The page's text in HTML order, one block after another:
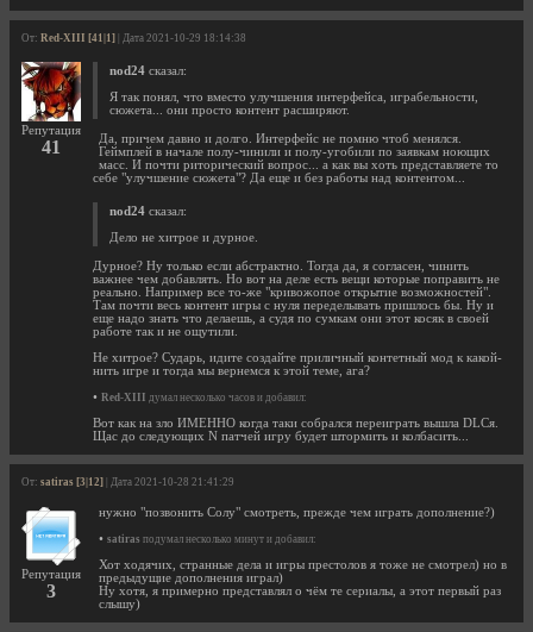
От: Red-XIII [41|1] | Дата 2021-10-29 18:14:38
Репутация
41
nod24 сказал:
Я так понял, что вместо улучшения интерфейса, играбельности,
сюжета... они просто контент расширяют.
Да, причем давно и долго. Интерфейс не помню чтоб менялся.
Геймплей в начале полу-чинили и полу-угобили по заявкам ноющих
масс. И почти риторический вопрос... а как вы хоть представляете то
себе "улучшение сюжета"? Да еще и без работы над контентом...
nod24 сказал:
Дело не хитрое и дурное.
Дурное? Ну только если абстрактно. Тогда да, я согласен, чинить
важнее чем добавлять. Но вот на деле есть вещи которые поправить не
реально. Например все то-же "кривожопое открытие возможностей".
Там почти весь контент игры с нуля переделывать пришлось бы. Ну и
еще надо знать что делаешь, а судя по сумкам они этот косяк в своей
работе так и не ощутили.
Не хитрое? Сударь, идите создайте приличный контетный мод к какой-
нить игре и тогда мы вернемся к этой теме, ага?
• Red-XIII думал несколько часов и добавил:
Вот как на зло ИМЕННО когда таки собрался переиграть вышла DLCя.
Щас до следующих N патчей игру будет штормить и колбасить...
От: satiras [3|12] | Дата 2021-10-28 21:41:29
Репутация
3
нужно "позвонить Солу" смотреть, прежде чем играть дополнение?)
• satiras подумал несколько минут и добавил:
Хот ходячих, странные дела и игры престолов я тоже не смотрел) но в
предыдущие дополнения играл)
Ну хотя, я примерно представлял о чём те сериалы, а этот первый раз
слышу)